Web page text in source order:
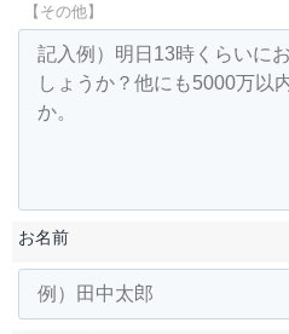
【その他】
お名前